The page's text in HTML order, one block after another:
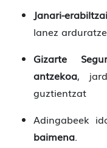
Janari-
lanez
Gizarte
antzekoa,
guztientzat
Adingabeek
baimena.